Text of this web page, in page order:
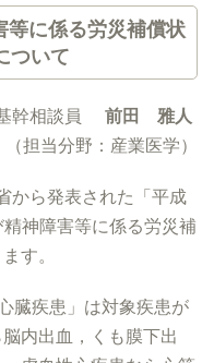
等に係る労災補償状
ついて
幹相談員
前田 雅人
（担当分野：産業医学）
から発表された「平成
神障害等に係る労災補
す。
臓疾患」は対象疾患が
内出血，くも膜下出